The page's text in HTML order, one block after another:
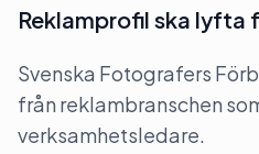
Reklamprofil ska lyfta
Svenska Fotografers
från reklambranschen
verksamhetsledare.